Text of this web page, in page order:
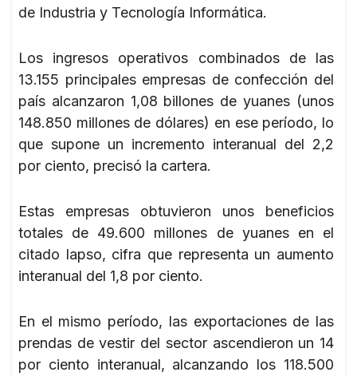
de Industria y Tecnología Informática.
Los ingresos operativos combinados de las
13.155 principales empresas de confección del
país alcanzaron 1,08 billones de yuanes (unos
148.850 millones de dólares) en ese período, lo
que supone un incremento interanual del 2,2
por ciento, precisó la cartera.
Estas empresas obtuvieron unos beneficios
totales de 49.600 millones de yuanes en el
citado lapso, cifra que representa un aumento
interanual del 1,8 por ciento.
En el mismo período, las exportaciones de las
prendas de vestir del sector ascendieron un 14
por ciento interanual, alcanzando los 118.500